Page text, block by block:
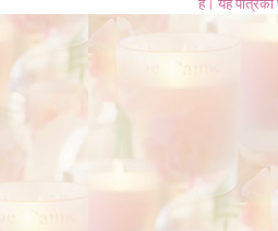
है। यह पत्रिका